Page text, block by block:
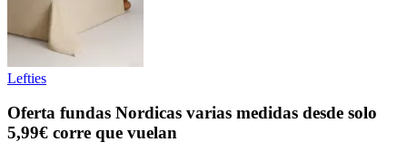
Lefties
Oferta fundas Nordicas varias medidas desde solo
5,99€ corre que vuelan